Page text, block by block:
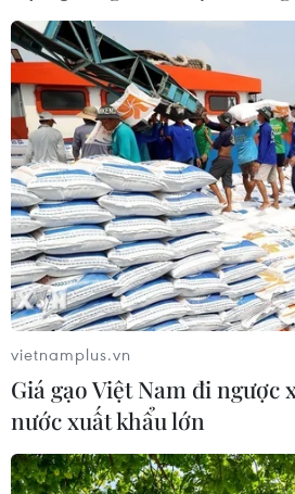
Xuân Quê hương: Điểm
khắp nơi trên thế giới mỗi
14/12/2023 06:41
Chương trình Xuân Quê hương
kiều bào sẽ được tổ chức tại
ngày 1-2/2/2024, (tức ngày 22-
Quý Mão) với nhiều hoạt động
vietnamplus.vn
Giá gạo Việt Nam đi ngược
nước xuất khẩu lớn